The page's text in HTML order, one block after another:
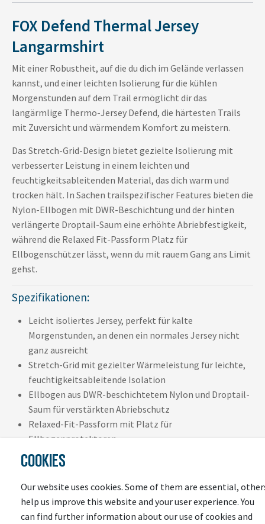
FOX Defend Thermal Jersey
Langarmshirt
Mit einer Robustheit, auf die du dich im Gelände verlassen
kannst, und einer leichten Isolierung für die kühlen
Morgenstunden auf dem Trail ermöglicht dir das
langärmlige Thermo-Jersey Defend, die härtesten Trails
mit Zuversicht und wärmendem Komfort zu meistern.
Das Stretch-Grid-Design bietet gezielte Isolierung mit
verbesserter Leistung in einem leichten und
feuchtigkeitsableitenden Material, das dich warm und
trocken hält. In Sachen trailspezifischer Features bieten die
Nylon-Ellbogen mit DWR-Beschichtung und der hinten
verlängerte Droptail-Saum eine erhöhte Abriebfestigkeit,
während die Relaxed Fit-Passform Platz für
Ellbogenschützer lässt, wenn du mit rauem Gang ans Limit
gehst.
Spezifikationen:
Leicht isoliertes Jersey, perfekt für kalte
Morgenstunden, an denen ein normales Jersey nicht
ganz ausreicht
Stretch-Grid mit gezielter Wärmeleistung für leichte,
feuchtigkeitsableitende Isolation
Ellbogen aus DWR-beschichtetem Nylon und Droptail-
Saum für verstärkten Abriebschutz
Relaxed-Fit-Passform mit Platz für
Ellbogenprotektoren
Aus Recyclingmaterialien hergestellt
72 % Polyester, 19 % Polyamid/Nylon und 9 % Elastan
COOKIES
Our website uses cookies. Some of them are essential,
help us improve this website and your user experience. You
can find further information about our use of cookies and